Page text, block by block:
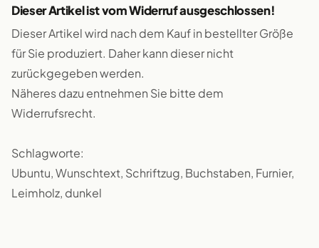
Dieser Artikel ist vom Widerruf ausgeschlossen!
Dieser Artikel wird nach dem Kauf in bestellter Größe
für Sie produziert. Daher kann dieser nicht
zurückgegeben werden.
Näheres dazu entnehmen Sie bitte dem
Widerrufsrecht.
Schlagworte:
Ubuntu, Wunschtext, Schriftzug, Buchstaben, Furnier,
Leimholz, dunkel